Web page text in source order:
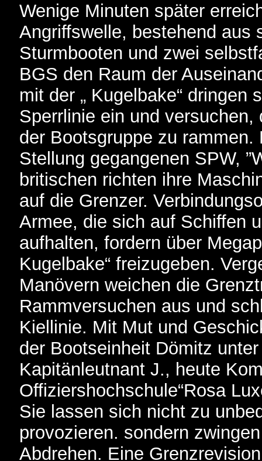
Wenige Minuten später
Angriffswelle, bestehend aus
Sturmbooten und zwei
BGS den Raum der
mit der „ Kugelbake“ dringen
Sperrlinie ein und
der Bootsgruppe zu rammen.
Stellung gegangenen SPW,
britischen richten ihre
auf die Grenzer.
Armee, die sich auf Schiffen
aufhalten, fordern über
Kugelbake“ freizugeben.
Manövern weichen die
Rammversuchen aus und
Kiellinie. Mit Mut und
der Bootseinheit Dömitz
Kapitänleutnant J., heute
Offiziershochschule“Rosa
Sie lassen sich nicht zu
provozieren. sondern
Abdrehen. Eine